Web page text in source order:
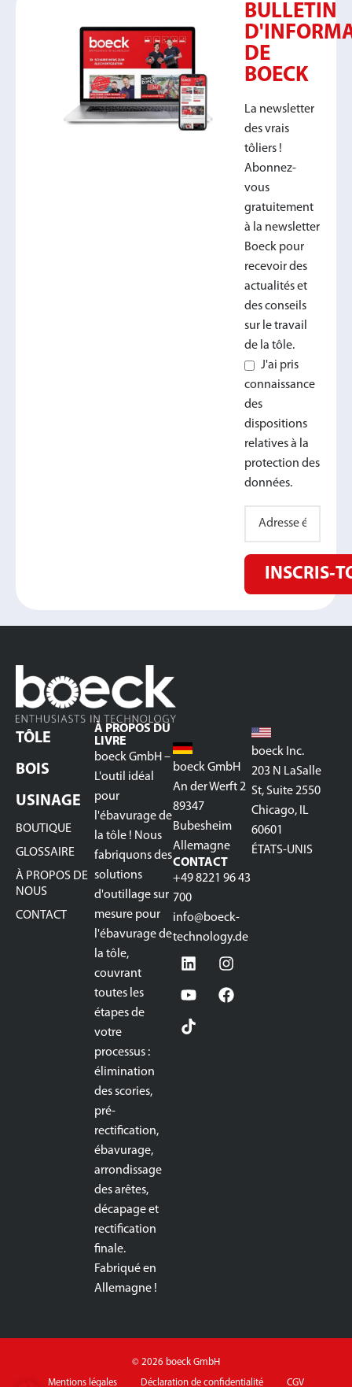
BULLETIN
DE
BOECK
La newsletter
des vrais
tôliers !
Abonnez-
vous
gratuitement
à la newsletter
Boeck pour
recevoir des
actualités et
des conseils
sur le travail
de la tôle.
J'ai pris
connaissance
des
dispositions
relatives à la
protection des
données.
TÔLE
BOIS
USINAGE
BOUTIQUE
GLOSSAIRE
À PROPOS DE
NOUS
CONTACT
À PROPOS DU
LIVRE
boeck GmbH –
L'outil idéal
pour
l'ébavurage de
la tôle ! Nous
fabriquons des
solutions
d'outillage sur
mesure pour
l'ébavurage de
la tôle,
couvrant
toutes les
étapes de
votre
processus :
élimination
des scories,
pré-
rectification,
ébavurage,
arrondissage
des arêtes,
décapage et
rectification
finale.
Fabriqué en
Allemagne !
boeck GmbH
An der Werft 2
89347
Bubesheim
Allemagne
CONTACT
+49 8221 96 43
700
info@boeck-
technology.de
boeck Inc.
203 N LaSalle
St, Suite 2550
Chicago, IL
60601
ÉTATS-UNIS
© 2026 boeck GmbH
Mentions légales
Déclaration de confidentialité CGV